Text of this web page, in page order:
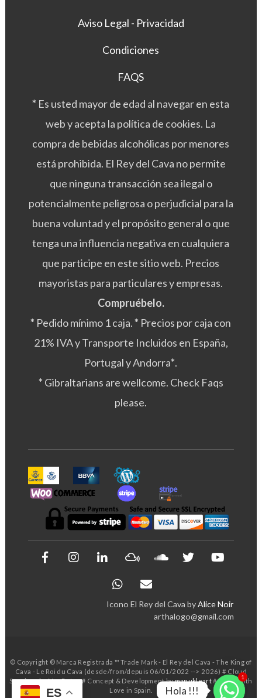
Aviso Legal - Privacidad
Condiciones
FAQS
* Es usted mayor de edad al navegar en esta
web y acepta la política de cookies. La
compra de bebidas alcohólicas por menores
está prohibida. El Rey del Cava no permite
que ninguna transacción sea ilegal o
potencialmente peligrosa o perjudicial para la
buena voluntad y el propósito general o que
tenga una influencia negativa en cualquiera
que participe en este sitio web. Precios
mayoristas para particulares y empresas.
Compruébelo.
* Pedido mínimo 1 caja.* Precios por caja con
21% IVA y Transporte Incluidos en España,
Portugal y Andorra*.
* Gibraltarians are wellcome. Check Faqs
please.
Icono El Rey del Cava byAlice Noir
arthalogo@gmail.com
© Copyright ® Marca Registrada ™ Trade Mark - El Rey del Cava - The King of
Cava - Le Roi du Cava (desde/from/depuis 06/01/2022 --> 2026) # Cloud
Services byMasBytes# Concept & Development bymanukleart# Made with
Love in Spain.
ES
1
Hola !!!